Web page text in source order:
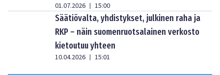
01.07.2026 | 15:00
Säätiövalta, yhdistykset, julkinen raha ja
RKP – näin suomenruotsalainen verkosto
kietoutuu yhteen
10.04.2026 | 15:01